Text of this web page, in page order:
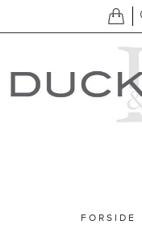
FORSIDE